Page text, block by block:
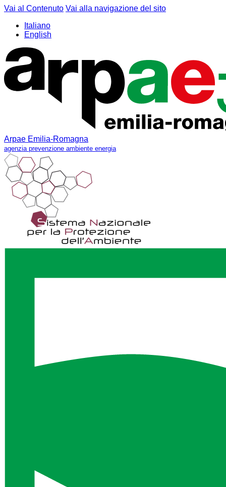
Vai al Contenuto Vai alla navigazione del sito
Italiano
English
Arpae Emilia-Romagna
agenzia prevenzione ambiente energia